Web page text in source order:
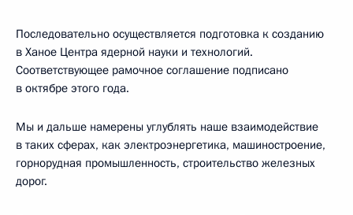
Последовательно осуществляется подготовка к созданию
в Ханое Центра ядерной науки и технологий.
Соответствующее рамочное соглашение подписано
в октябре этого года.
Мы и дальше намерены углублять наше взаимодействие
в таких сферах, как электроэнергетика, машиностроение,
горнорудная промышленность, строительство железных
дорог.